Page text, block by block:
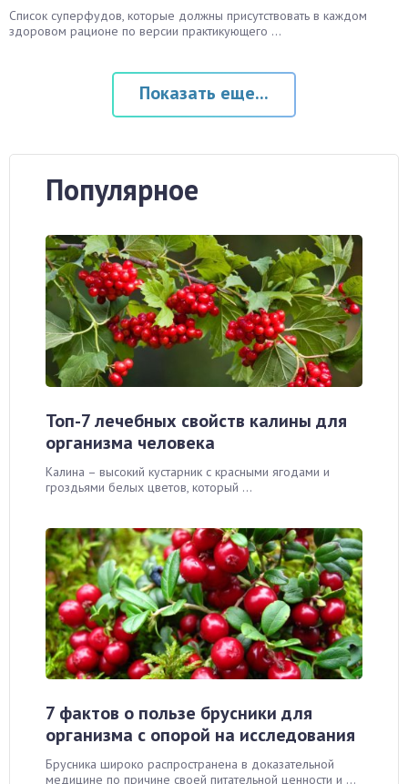
Список суперфудов, которые должны присутствовать в каждом
здоровом рационе по версии практикующего ...
Показать еще...
Популярное
Топ-7 лечебных свойств калины для
организма человека
Калина – высокий кустарник с красными ягодами и
гроздьями белых цветов, который ...
7 фактов о пользе брусники для
организма с опорой на исследования
Брусника широко распространена в доказательной
медицине по причине своей питательной ценности и ...